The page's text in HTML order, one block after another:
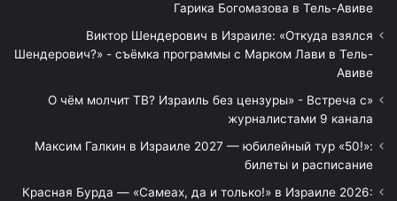
Гарика Богомазова в Тель-Авиве
Виктор Шендерович в Израиле: «Откуда взялся
Шендерович?» - съёмка программы с Марком Лави в Тель-
Авиве
«О чём молчит ТВ? Израиль без цензуры» - Встреча с
журналистами 9 канала
Максим Галкин в Израиле 2027 — юбилейный тур «50!»:
билеты и расписание
Красная Бурда — «Самеах, да и только!» в Израиле 2026: